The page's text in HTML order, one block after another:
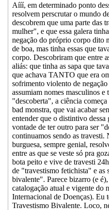
Aííí, em determinado ponto
resolvem perscrutar o mundo
descobrem que uma parte das
mulher", e que essa galera
negação do próprio corpo dito
de boa, mas tinha essas que
corpo. Descobriram que entre
aliás: que tinha as sapa que
que achava TANTO que era
sofrimento violento de
assumiam nomes masculinos e
"descoberta", a ciência começa
bad monstra, que vai acabar
entender que o distintivo dessa
vontade de ter outro para ser
continuamos sendo as travesti.
burguesa, sempre genial,
entre as que se veste só pra
bota peito e vive de travesti
de "travestismo fetichista" e as
bivalente". Parece bizarro (e
catalogação atual e vigente do
Internacional de Doenças). Eu
Travestismo Bivalente. Loco,